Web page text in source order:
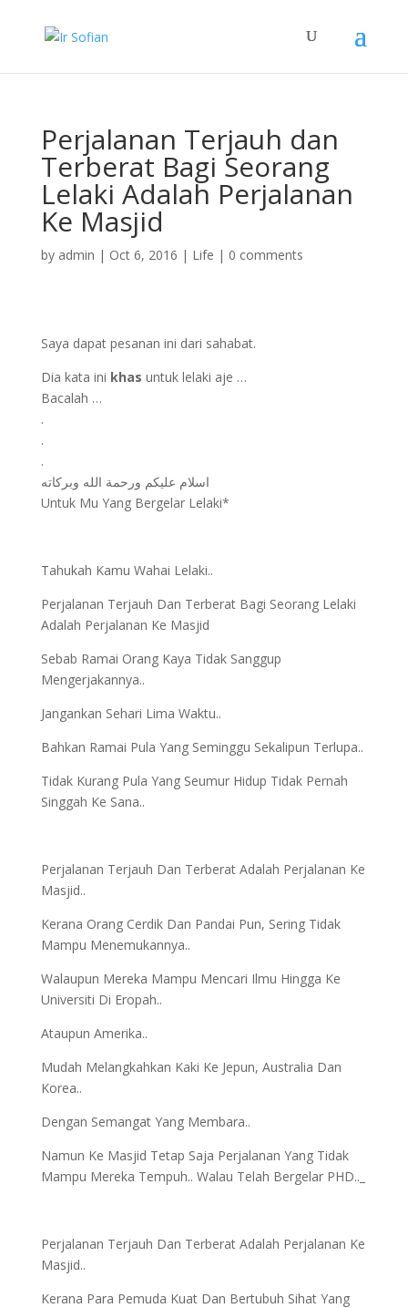
Perjalanan Terjauh dan
Terberat Bagi Seorang
Lelaki Adalah Perjalanan
Ke Masjid
by admin | Oct 6, 2016 | Life | 0 comments
Saya dapat pesanan ini dari sahabat.
Dia kata ini khas untuk lelaki aje …
Bacalah …
.
.
.
اسلام عليكم ورحمة الله وبركاته
Untuk Mu Yang Bergelar Lelaki*
Tahukah Kamu Wahai Lelaki..
Perjalanan Terjauh Dan Terberat Bagi Seorang Lelaki
Adalah Perjalanan Ke Masjid
Sebab Ramai Orang Kaya Tidak Sanggup
Mengerjakannya..
Jangankan Sehari Lima Waktu..
Bahkan Ramai Pula Yang Seminggu Sekalipun Terlupa..
Tidak Kurang Pula Yang Seumur Hidup Tidak Pernah
Singgah Ke Sana..
Perjalanan Terjauh Dan Terberat Adalah Perjalanan Ke
Masjid..
Kerana Orang Cerdik Dan Pandai Pun, Sering Tidak
Mampu Menemukannya..
Walaupun Mereka Mampu Mencari Ilmu Hingga Ke
Universiti Di Eropah..
Ataupun Amerika..
Mudah Melangkahkan Kaki Ke Jepun, Australia Dan
Korea..
Dengan Semangat Yang Membara..
Namun Ke Masjid Tetap Saja Perjalanan Yang Tidak
Mampu Mereka Tempuh.. Walau Telah Bergelar PHD.._
Perjalanan Terjauh Dan Terberat Adalah Perjalanan Ke
Masjid..
Kerana Para Pemuda Kuat Dan Bertubuh Sihat Yang